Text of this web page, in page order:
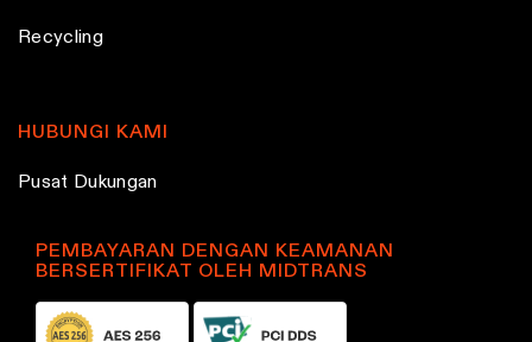
Recycling
HUBUNGI KAMI
Pusat Dukungan
PEMBAYARAN DENGAN KEAMANAN
BERSERTIFIKAT OLEH MIDTRANS